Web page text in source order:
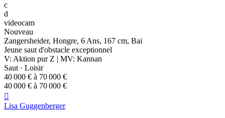
c
d
videocam
Nouveau
Zangersheider, Hongre, 6 Ans, 167 cm, Bai
Jeune saut d'obstacle exceptionnel
V: Aktion pur Z | MV: Kannan
Saut · Loisir
40 000 € à 70 000 €
40 000 € à 70 000 €

Lisa Guggenberger